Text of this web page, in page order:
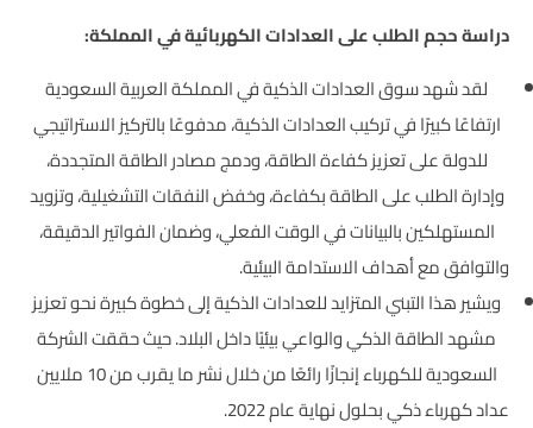
دراسة حجم الطلب على العدادات الكهربائية في المملكة:
لقد شهد سوق العدادات الذكية في المملكة العربية السعودية
ارتفاعًا كبيرًا في تركيب العدادات الذكية، مدفوعًا بالتركيز الاستراتيجي
للدولة على تعزيز كفاءة الطاقة، ودمج مصادر الطاقة المتجددة،
وإدارة الطلب على الطاقة بكفاءة، وخفض النفقات التشغيلية، وتزويد
المستهلكين بالبيانات في الوقت الفعلي، وضمان الفواتير الدقيقة،
والتوافق مع أهداف الاستدامة البيئية.
ويشير هذا التبني المتزايد للعدادات الذكية إلى خطوة كبيرة نحو تعزيز
مشهد الطاقة الذكي والواعي بيئيًا داخل البلاد. حيث حققت الشركة
السعودية للكهرباء إنجازًا رائعًا من خلال نشر ما يقرب من 10 ملايين
عداد كهرباء ذكي بحلول نهاية عام 2022.